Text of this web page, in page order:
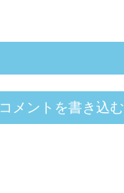
コメントを書き込む